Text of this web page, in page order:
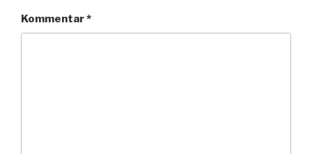
Kommentar*